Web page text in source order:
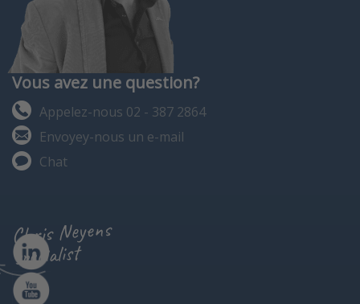
Vous avez une question?
Appelez-nous 02 - 387 2864
Envoyey-nous un e-mail
Chat
Chris Neyens
specialist